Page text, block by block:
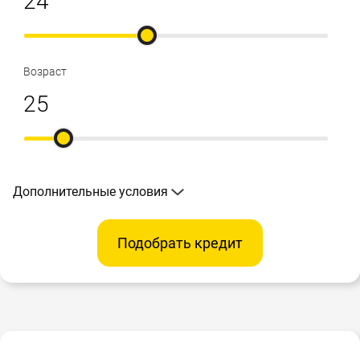
Возраст
Дополнительные условия
Подобрать кредит